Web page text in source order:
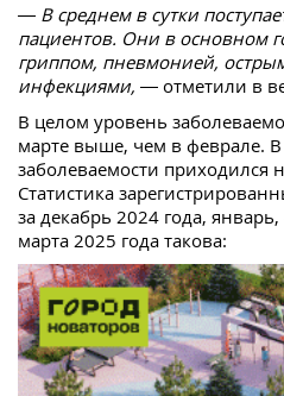
— В среднем в сутки
пациентов. Они в основном
гриппом, пневмонией,
инфекциями, — отметили в
В целом уровень
марте выше, чем в феврале.
заболеваемости приходился
Статистика
за декабрь 2024 года,
марта 2025 года такова: